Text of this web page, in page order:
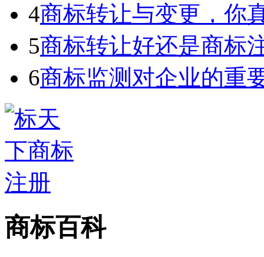
4商标转让与变更，你
5商标转让好还是商标
6商标监测对企业的重
商标百科